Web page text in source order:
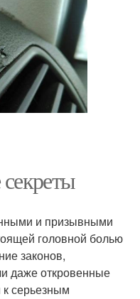
и призывными
головной болью
законов,
даже откровенные
серьезным